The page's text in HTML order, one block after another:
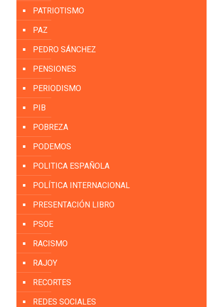
PATRIOTISMO
PAZ
PEDRO SÁNCHEZ
PENSIONES
PERIODISMO
PIB
POBREZA
PODEMOS
POLITICA ESPAÑOLA
POLÍTICA INTERNACIONAL
PRESENTACIÓN LIBRO
PSOE
RACISMO
RAJOY
RECORTES
REDES SOCIALES